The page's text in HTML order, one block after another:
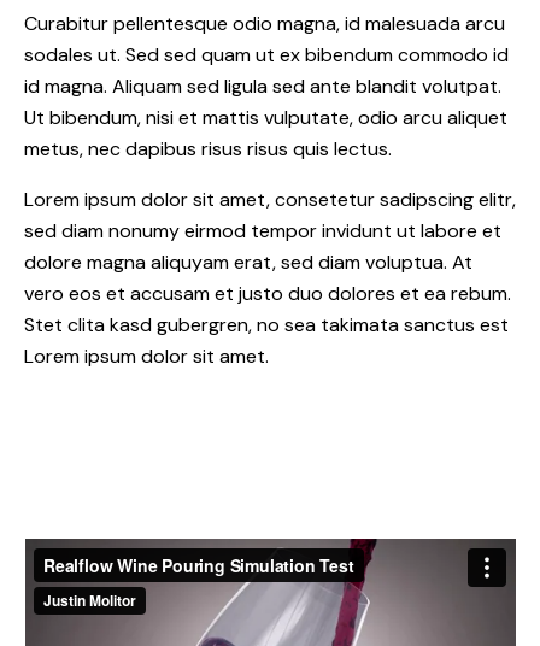
Curabitur pellentesque odio magna, id malesuada arcu
sodales ut. Sed sed quam ut ex bibendum commodo id
id magna. Aliquam sed ligula sed ante blandit volutpat.
Ut bibendum, nisi et mattis vulputate, odio arcu aliquet
metus, nec dapibus risus risus quis lectus.
Lorem ipsum dolor sit amet, consetetur sadipscing elitr,
sed diam nonumy eirmod tempor invidunt ut labore et
dolore magna aliquyam erat, sed diam voluptua. At
vero eos et accusam et justo duo dolores et ea rebum.
Stet clita kasd gubergren, no sea takimata sanctus est
Lorem ipsum dolor sit amet.